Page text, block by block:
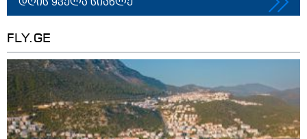
09:16 / 10-08-2026
"მთის მხარეს ცოცხალი
იპოვეს" - ვინ არის
მამაკაცი, რომელმაც
ადიდებულ მდინარეში
შესული დედა-შვილი
გადაარჩინა
კაცი, რომელმაც
მდინარეში დედა-
შვილი გადაარჩინა და
თვითონ დინებამ
გაიტაცა, ცოცხალი
იპოვეს
ფორმების
FLY.GE